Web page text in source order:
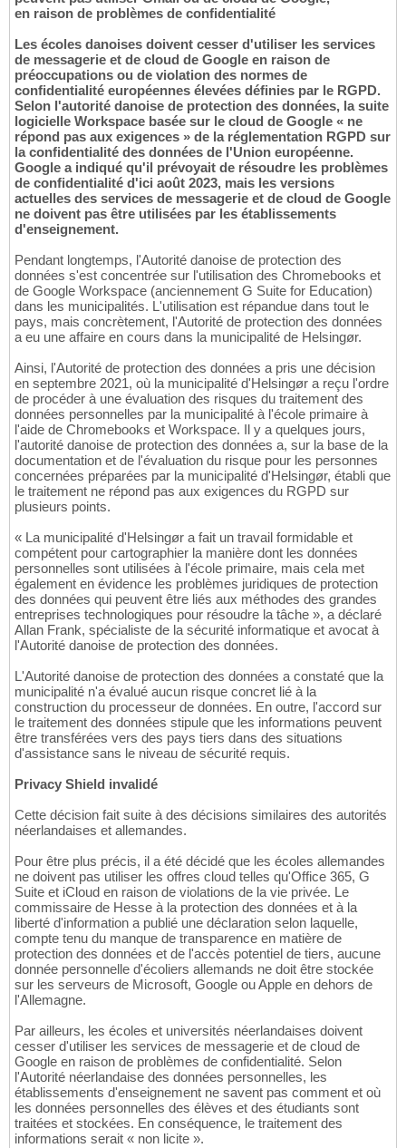
en raison de problèmes de confidentialité
Les écoles danoises doivent cesser d'utiliser les services
de messagerie et de cloud de Google en raison de
préoccupations ou de violation des normes de
confidentialité européennes élevées définies par le RGPD.
Selon l'autorité danoise de protection des données, la suite
logicielle Workspace basée sur le cloud de Google « ne
répond pas aux exigences » de la réglementation RGPD sur
la confidentialité des données de l'Union européenne.
Google a indiqué qu'il prévoyait de résoudre les problèmes
de confidentialité d'ici août 2023, mais les versions
actuelles des services de messagerie et de cloud de Google
ne doivent pas être utilisées par les établissements
d'enseignement.
Pendant longtemps, l'Autorité danoise de protection des
données s'est concentrée sur l'utilisation des Chromebooks et
de Google Workspace (anciennement G Suite for Education)
dans les municipalités. L'utilisation est répandue dans tout le
pays, mais concrètement, l'Autorité de protection des données
a eu une affaire en cours dans la municipalité de Helsingør.
Ainsi, l'Autorité de protection des données a pris une décision
en septembre 2021, où la municipalité d'Helsingør a reçu l'ordre
de procéder à une évaluation des risques du traitement des
données personnelles par la municipalité à l'école primaire à
l'aide de Chromebooks et Workspace. Il y a quelques jours,
l'autorité danoise de protection des données a, sur la base de la
documentation et de l'évaluation du risque pour les personnes
concernées préparées par la municipalité d'Helsingør, établi que
le traitement ne répond pas aux exigences du RGPD sur
plusieurs points.
« La municipalité d'Helsingør a fait un travail formidable et
compétent pour cartographier la manière dont les données
personnelles sont utilisées à l'école primaire, mais cela met
également en évidence les problèmes juridiques de protection
des données qui peuvent être liés aux méthodes des grandes
entreprises technologiques pour résoudre la tâche », a déclaré
Allan Frank, spécialiste de la sécurité informatique et avocat à
l'Autorité danoise de protection des données.
L'Autorité danoise de protection des données a constaté que la
municipalité n'a évalué aucun risque concret lié à la
construction du processeur de données. En outre, l'accord sur
le traitement des données stipule que les informations peuvent
être transférées vers des pays tiers dans des situations
d'assistance sans le niveau de sécurité requis.
Privacy Shield invalidé
Cette décision fait suite à des décisions similaires des autorités
néerlandaises et allemandes.
Pour être plus précis, il a été décidé que les écoles allemandes
ne doivent pas utiliser les offres cloud telles qu'Office 365, G
Suite et iCloud en raison de violations de la vie privée. Le
commissaire de Hesse à la protection des données et à la
liberté d'information a publié une déclaration selon laquelle,
compte tenu du manque de transparence en matière de
protection des données et de l'accès potentiel de tiers, aucune
donnée personnelle d'écoliers allemands ne doit être stockée
sur les serveurs de Microsoft, Google ou Apple en dehors de
l'Allemagne.
Par ailleurs, les écoles et universités néerlandaises doivent
cesser d'utiliser les services de messagerie et de cloud de
Google en raison de problèmes de confidentialité. Selon
l'Autorité néerlandaise des données personnelles, les
établissements d'enseignement ne savent pas comment et où
les données personnelles des élèves et des étudiants sont
traitées et stockées. En conséquence, le traitement des
informations serait « non licite ».